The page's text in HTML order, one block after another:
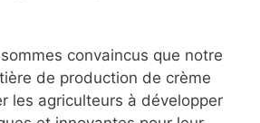
convaincus que notre
de production de crème
les agriculteurs à développer